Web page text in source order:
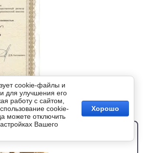
cookie-файлы и
для улучшения его
работу с сайтом,
cookie-
можете отключить
Вашего
Хорошо